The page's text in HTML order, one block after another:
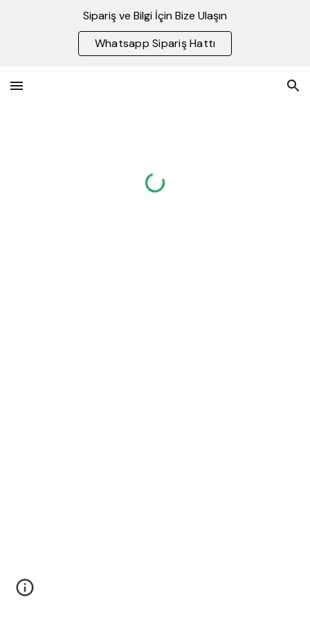
Skip to main content Skip to navigation
Sipariş ve Bilgi İçin Bize Ulaşın
Whatsapp Sipariş Hattı